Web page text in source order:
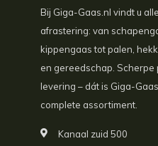
Bij Giga-Gaas.nl vindt u
afrastering: van
kippengaas tot palen,
en gereedschap. Scherpe
levering – dát is Giga-
complete assortiment.
Kanaal zuid 500